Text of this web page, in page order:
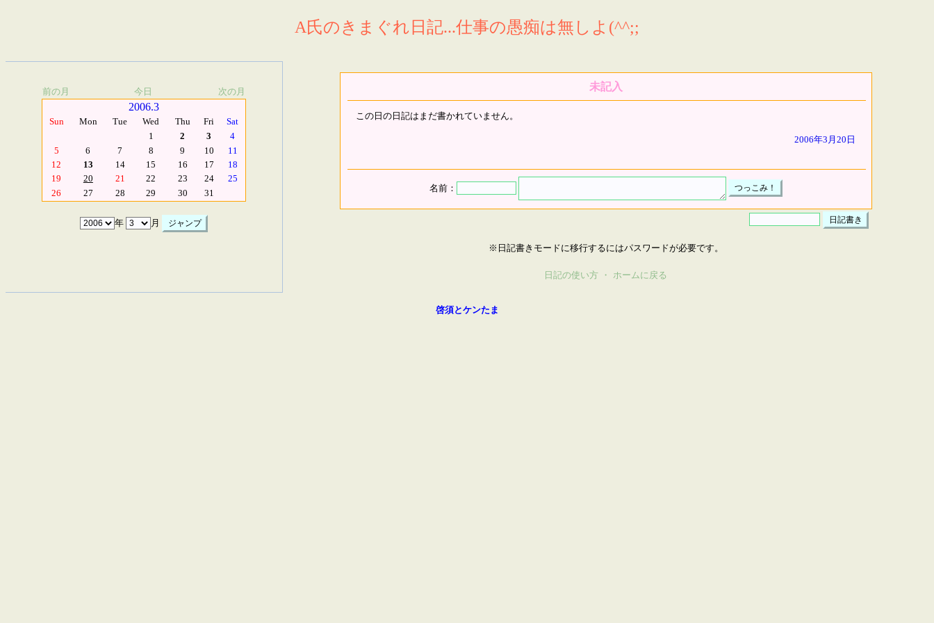
A氏のきまぐれ日記...仕事の愚痴は無しよ(^^;;
前の月 今日 次の月
2006.3
Sun Mon Tue Wed Thu Fri
Sat
1
2 3
4
5
6 7 8 9 10
11
12
13 14 15 16 17
18
19
20 21 22 23 24
25
26
27 28 29 30 31
年 月
未記入
この日の日記はまだ書かれていません。
2006年3月20日
名前：
※日記書きモードに移行するにはパスワードが必要です。
日記の使い方 ・ ホームに戻る
啓須とケンたま